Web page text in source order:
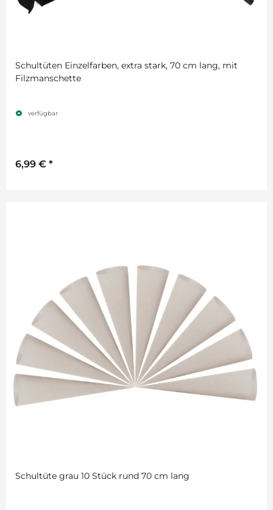
Schultüten Einzelfarben, extra stark, 70 cm lang, mit
Filzmanschette
verfügbar
6,99 € *
Schultüte grau 10 Stück rund 70 cm lang